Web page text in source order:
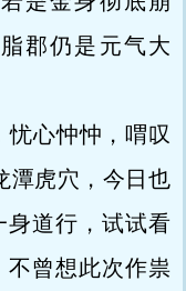
郡仍是元气大
心忡忡，喟叹
潭虎穴，今日也
道行，试试看
曾想此次作祟